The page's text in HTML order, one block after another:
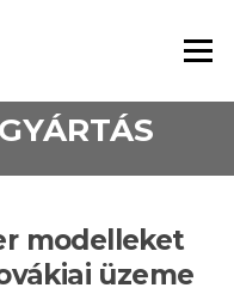
Menü
modelleket
üzeme